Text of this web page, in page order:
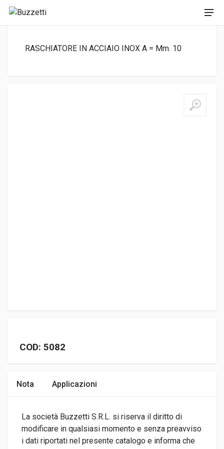
RASCHIATORE IN ACCIAIO INOX A = Mm. 10
COD: 5082
Nota Applicazioni
La società Buzzetti S.R.L. si riserva il diritto di
modificare in qualsiasi momento e senza preavviso
i dati riportati nel presente catalogo e informa che